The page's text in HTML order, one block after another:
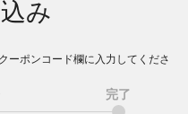
み
ーポンコード欄に入力してくださ
完了